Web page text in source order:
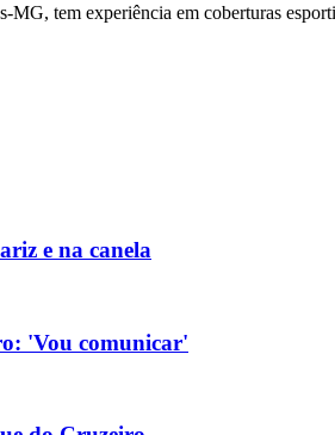
tem experiência em coberturas
e na canela
'Vou comunicar'